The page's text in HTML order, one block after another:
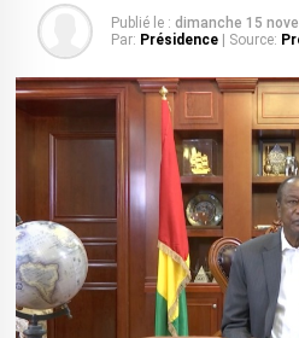
Publié le : dimanche 15
Par: Présidence | Source: